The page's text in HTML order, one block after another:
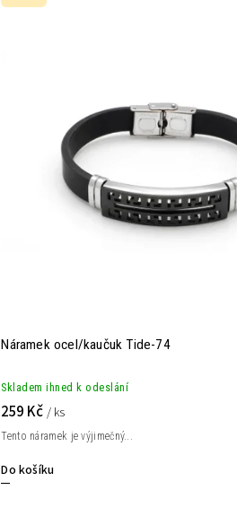
Náramek ocel/kaučuk Tide-74
Skladem ihned k odeslání
259 Kč / ks
Do košíku
Tento náramek je výjimečný...